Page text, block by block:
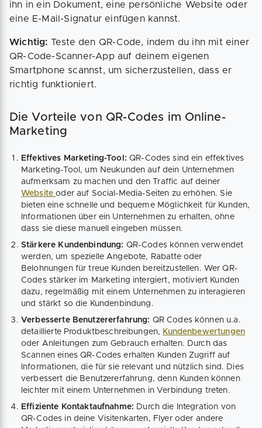
ihn in ein Dokument, eine persönliche Website oder
eine E-Mail-Signatur einfügen kannst.
Wichtig: Teste den QR-Code, indem du ihn mit einer
QR-Code-Scanner-App auf deinem eigenen
Smartphone scannst, um sicherzustellen, dass er
richtig funktioniert.
Die Vorteile von QR-Codes im Online-
Marketing
Effektives Marketing-Tool:QR-Codes sind ein effektives
Marketing-Tool, um Neukunden auf dein Unternehmen
aufmerksam zu machen und den Traffic auf deiner
Websiteoder auf Social-Media-Seiten zu erhöhen. Sie
bieten eine schnelle und bequeme Möglichkeit für Kunden,
Informationen über ein Unternehmen zu erhalten, ohne
dass sie diese manuell eingeben müssen.
Stärkere Kundenbindung: QR-Codes können verwendet
werden, um spezielle Angebote, Rabatte oder
Belohnungen für treue Kunden bereitzustellen. Wer QR-
Codes stärker im Marketing intergiert, motiviert Kunden
dazu, regelmäßig mit einem Unternehmen zu interagieren
und stärkt so die Kundenbindung.
Verbesserte Benutzererfahrung: QR Codes können u.a.
detaillierte Produktbeschreibungen, Kundenbewertungen
oder Anleitungen zum Gebrauch erhalten. Durch das
Scannen eines QR-Codes erhalten Kunden Zugriff auf
Informationen, die für sie relevant und nützlich sind. Dies
verbessert die Benutzererfahrung, denn Kunden können
leichter mit einem Unternehmen in Verbindung treten.
Effiziente Kontaktaufnahme: Durch die Integration von
QR-Codes in deine Visitenkarten, Flyer oder andere